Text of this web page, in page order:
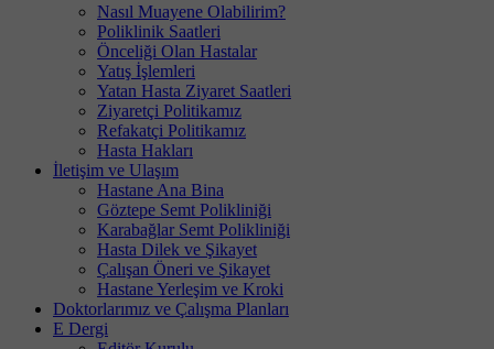
Nasıl Muayene Olabilirim?
Poliklinik Saatleri
Önceliği Olan Hastalar
Yatış İşlemleri
Yatan Hasta Ziyaret Saatleri
Ziyaretçi Politikamız
Refakatçi Politikamız
Hasta Hakları
İletişim ve Ulaşım
Hastane Ana Bina
Göztepe Semt Polikliniği
Karabağlar Semt Polikliniği
Hasta Dilek ve Şikayet
Çalışan Öneri ve Şikayet
Hastane Yerleşim ve Kroki
Doktorlarımız ve Çalışma Planları
E Dergi